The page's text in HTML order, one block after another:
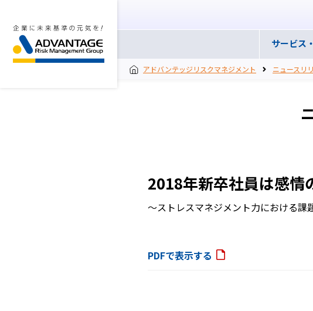
サービス・
アドバンテッジリスクマネジメント ニュースリ
2018年新卒社員は感情
～ストレスマネジメント力における課
PDFで表示する